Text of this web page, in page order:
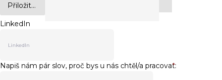
Přiložit...
LinkedIn
Napiš nám pár slov, proč bys u nás chtěl/a pracovat:
*